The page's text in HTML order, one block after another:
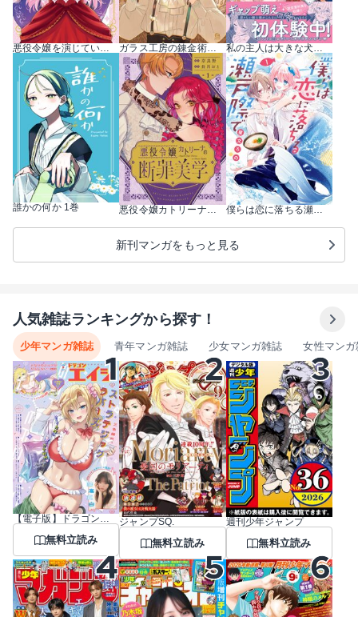
悪役令嬢を演じていますが推しが嫌ってくれません【単行本版】 1巻 ガラス工房の錬金術師 3巻 私の主人は大きな犬系騎士様（コミック） 1巻
誰かの何か 1巻
新刊マンガをもっと見る
人気雑誌ランキングから探す！
少年マンガ雑誌 青年マンガ雑誌 少女マンガ雑誌 女性マンガ
【電子版】ドラゴンエイジ
無料立読み
ジャンプSQ.
無料立読み
週刊少年ジャンプ
無料立読み